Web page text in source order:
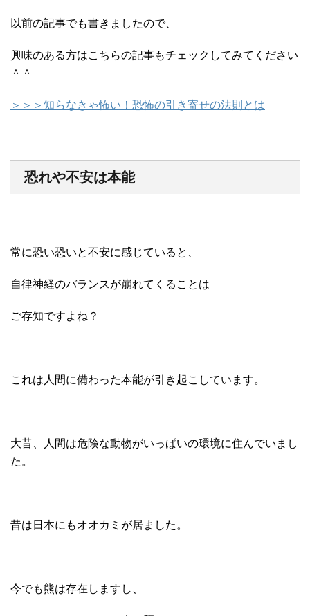
以前の記事でも書きましたので、
興味のある方はこちらの記事もチェックしてみてください
＾＾
＞＞＞知らなきゃ怖い！恐怖の引き寄せの法則とは
恐れや不安は本能
常に恐い恐いと不安に感じていると、
自律神経のバランスが崩れてくることは
ご存知ですよね？
これは人間に備わった本能が引き起こしています。
大昔、人間は危険な動物がいっぱいの環境に住んでいまし
た。
昔は日本にもオオカミが居ました。
今でも熊は存在しますし、